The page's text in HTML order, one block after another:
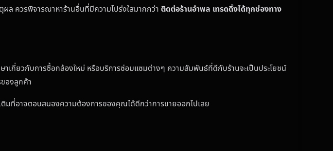
ผล ควรพิจารณาหาร้านอื่นที่มีความโปร่งใสมากกว่า ติดต่อร้านอำพล เทรดดิ้งได้ทุกช่องทาง
เกี่ยวกับการซื้อกล้องใหม่ หรือบริการซ่อมแซมต่างๆ ความสัมพันธ์ที่ดีกับร้านจะเป็นประโยชน์
องลูกค้า
มที่อาจตอบสนองความต้องการของคุณได้ดีกว่าการขายออกไปเลย